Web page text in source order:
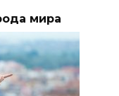
мира